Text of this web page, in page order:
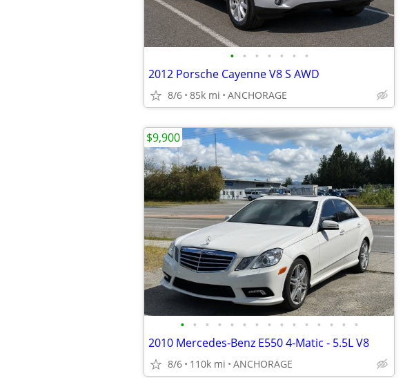
• • • • • • •
2012 Porsche Cayenne V8 S AWD
8/6 85k mi ANCHORAGE
• • • • • • • • • • • • • • •
2010 Mercedes-Benz E550 4-Matic - 5.5L V8
8/6 110k mi ANCHORAGE
$9,900